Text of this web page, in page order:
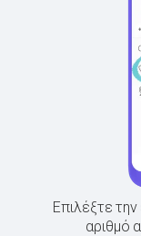
Επιλέξτε
αριθμό